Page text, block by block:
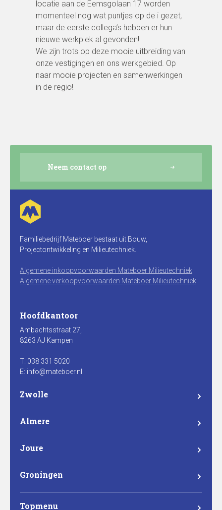
locatie aan de Eemsgolaan 17 worden
momenteel nog wat puntjes op de i gezet,
maar de eerste collega’s hebben er hun
nieuwe werkplek al gevonden!
We zijn trots op deze mooie uitbreiding van
onze vestigingen en ons werkgebied. Op
naar mooie projecten en samenwerkingen
in de regio!
Neem contact op
Familiebedrijf Mateboer bestaat uit Bouw,
Projectontwikkeling en Milieutechniek.
Algemene inkoopvoorwaarden Mateboer Milieutechniek
Algemene verkoopvoorwaarden Mateboer Milieutechniek
Hoofdkantoor
Ambachtsstraat 27,
8263 AJ Kampen
T: 038 331 5020
E: info@mateboer.nl
Zwolle
8042 PD Zwolle
Almere
1317 NZ Almere
Joure
8501 XC Joure
Groningen
Topmenu